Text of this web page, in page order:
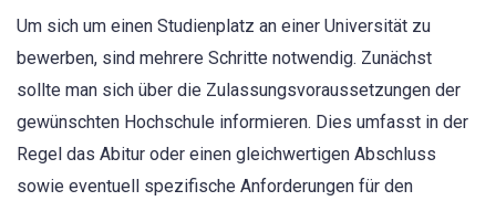
Um sich um einen Studienplatz an einer Universität zu
bewerben, sind mehrere Schritte notwendig. Zunächst
sollte man sich über die Zulassungsvoraussetzungen der
gewünschten Hochschule informieren. Dies umfasst in der
Regel das Abitur oder einen gleichwertigen Abschluss
sowie eventuell spezifische Anforderungen für den